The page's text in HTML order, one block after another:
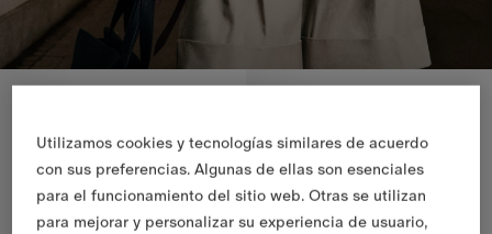
Novedades Novedades
Utilizamos cookies y tecnologías similares de acuerdo
con sus preferencias. Algunas de ellas son esenciales
para el funcionamiento del sitio web. Otras se utilizan
para mejorar y personalizar su experiencia de usuario,